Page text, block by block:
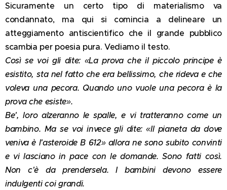
Sicuramente un certo tipo di materialismo va
condannato, ma qui si comincia a delineare un
atteggiamento antiscientifico che il grande pubblico
scambia per poesia pura. Vediamo il testo.
Così se voi gli dite: «La prova che il piccolo principe è
esistito, sta nel fatto che era bellissimo, che rideva e che
voleva una pecora. Quando uno vuole una pecora è la
prova che esiste».
Be', loro alzeranno le spalle, e vi tratteranno come un
bambino. Ma se voi invece gli dite: «Il pianeta da dove
veniva è l'asteroide B 612» allora ne sono subito convinti
e vi lasciano in pace con le domande. Sono fatti così.
Non c'è da prendersela. I bambini devono essere
indulgenti coi grandi.